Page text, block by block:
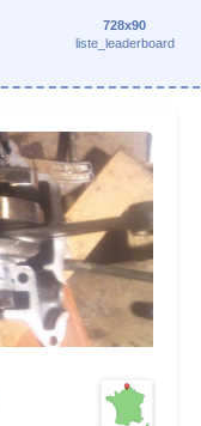
728x90
liste_leaderboard